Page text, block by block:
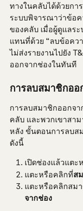
ทางในคลับได้ด้วยก
ระบบพิจารณาว่าข้อ
ของคลับ เมื่อผู้ดูแลร
แทนที่ด้วย “ลบข้อคว
ไม่ส่งรายงานไปยัง
ออกจากช่องในทันที
การลบสมาชิกออ
การลบสมาชิกออกจา
คลับ และพวกเขาสา
หลัง ขั้นตอนการลบ
ดังนี้
เปิดช่องแล้วแต
แตะหรือคลิกที่ส
แตะหรือคลิกสม
จากช่อง